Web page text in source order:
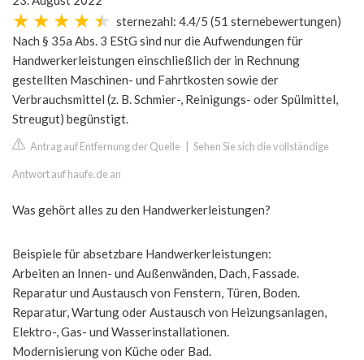
sternezahl: 4.4/5 (51 sternebewertungen)
Nach § 35a Abs. 3 EStG sind nur die Aufwendungen für
Handwerkerleistungen einschließlich der in Rechnung
gestellten Maschinen- und Fahrtkosten sowie der
Verbrauchsmittel (z. B. Schmier-, Reinigungs- oder Spülmittel,
Streugut) begünstigt.
Antrag auf Entfernung der Quelle Sehen Sie sich die vollständige
Antwort auf haufe.de an
Was gehört alles zu den Handwerkerleistungen?
Beispiele für absetzbare Handwerkerleistungen:
Arbeiten an Innen- und Außenwänden, Dach, Fassade.
Reparatur und Austausch von Fenstern, Türen, Boden.
Reparatur, Wartung oder Austausch von Heizungsanlagen,
Elektro-, Gas- und Wasserinstallationen.
Modernisierung von Küche oder Bad.